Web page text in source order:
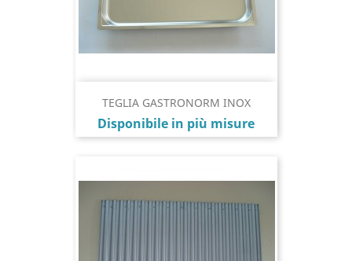
TEGLIA GASTRONORM INOX
Prezzo
Disponibile in più misure